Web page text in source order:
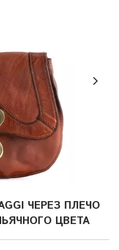
ЧЕРЕЗ ПЛЕЧО
ЦВЕТА